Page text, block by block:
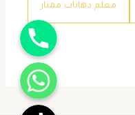
​معلم دهانات ممتاز
جوال
واتساب
تيك توك